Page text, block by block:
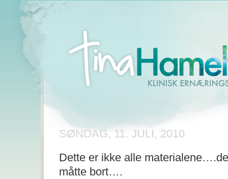
SØNDAG, 11. JULI, 2010
Dette er ikke alle
måtte bort….